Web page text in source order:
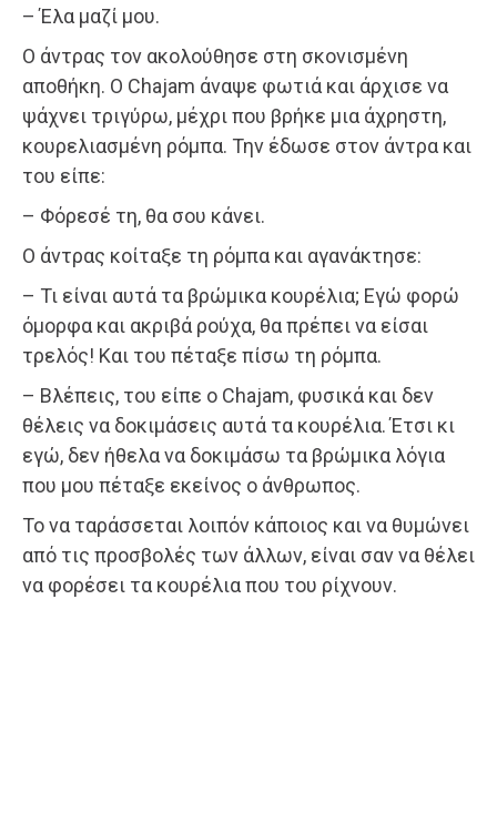
– Έλα μαζί μου.
Ο άντρας τον ακολούθησε στη σκονισμένη
αποθήκη. Ο Chajam άναψε φωτιά και άρχισε να
ψάχνει τριγύρω, μέχρι που βρήκε μια άχρηστη,
κουρελιασμένη ρόμπα. Την έδωσε στον άντρα και
του είπε:
– Φόρεσέ τη, θα σου κάνει.
Ο άντρας κοίταξε τη ρόμπα και αγανάκτησε:
– Τι είναι αυτά τα βρώμικα κουρέλια; Εγώ φορώ
όμορφα και ακριβά ρούχα, θα πρέπει να είσαι
τρελός! Και του πέταξε πίσω τη ρόμπα.
– Βλέπεις, του είπε ο Chajam, φυσικά και δεν
θέλεις να δοκιμάσεις αυτά τα κουρέλια. Έτσι κι
εγώ, δεν ήθελα να δοκιμάσω τα βρώμικα λόγια
που μου πέταξε εκείνος ο άνθρωπος.
Το να ταράσσεται λοιπόν κάποιος και να θυμώνει
από τις προσβολές των άλλων, είναι σαν να θέλει
να φορέσει τα κουρέλια που του ρίχνουν.